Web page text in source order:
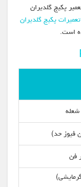
پکیج گلدیران
تعمیرات پکیج گلدیران
است.
فیوز حد)
فن